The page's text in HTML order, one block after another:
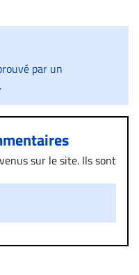
par un
sur le site. Ils sont
de modération,
vous dérange, prenez
(info@droit-